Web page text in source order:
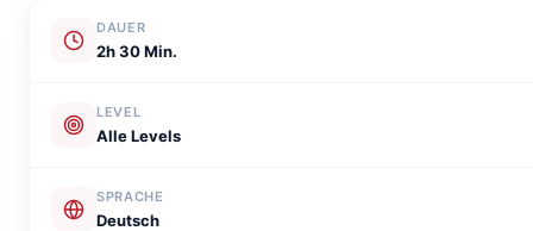
DAUER
2h 30 Min.
LEVEL
Alle Levels
SPRACHE
Deutsch